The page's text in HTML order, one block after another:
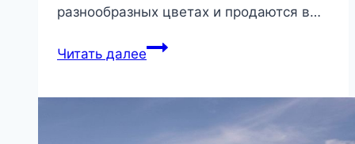
разнообразных цветах и продаются в…
Читать далееКакую
утепленного